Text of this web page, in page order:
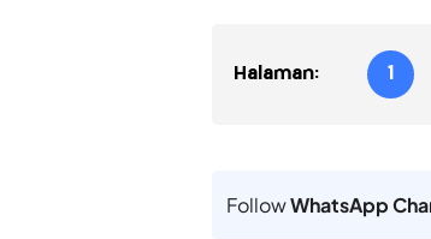
Halaman: 1
FollowWhatsApp